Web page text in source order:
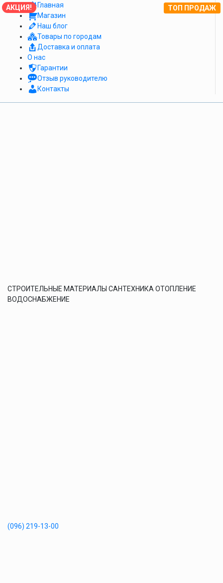
Главная
Магазин
Наш блог
Товары по городам
Доставка и оплата
О нас
Гарантии
Отзыв руководителю
Контакты
СТРОИТЕЛЬНЫЕ МАТЕРИАЛЫ САНТЕХНИКА ОТОПЛЕНИЕ
ВОДОСНАБЖЕНИЕ
(096) 219-13-00
АКЦИЯ! ТОП ПРОДАЖ